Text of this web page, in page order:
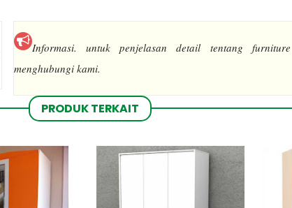
Informasi.untuk penjelasan detail tentang
menghubungi kami.
PRODUK TERKAIT